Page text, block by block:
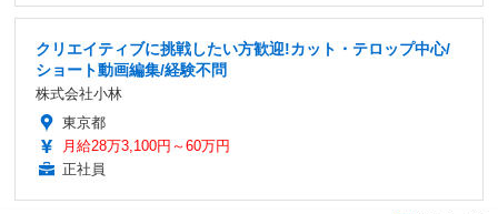
クリエイティブに挑戦したい方歓迎!カット・テロップ中心/
ショート動画編集/経験不問
株式会社小林
東京都
月給28万3,100円～60万円
正社員